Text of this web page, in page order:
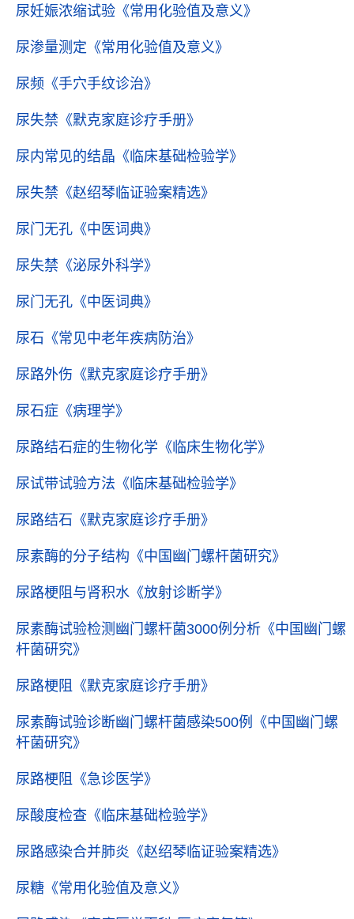
尿妊娠浓缩试验 《常用化验值及意义》
尿渗量测定 《常用化验值及意义》
尿频 《手穴手纹诊治》
尿失禁 《默克家庭诊疗手册》
尿内常见的结晶 《临床基础检验学》
尿失禁 《赵绍琴临证验案精选》
尿门无孔 《中医词典》
尿失禁 《泌尿外科学》
尿门无孔 《中医词典》
尿石 《常见中老年疾病防治》
尿路外伤 《默克家庭诊疗手册》
尿石症 《病理学》
尿路结石症的生物化学 《临床生物化学》
尿试带试验方法 《临床基础检验学》
尿路结石 《默克家庭诊疗手册》
尿素酶的分子结构 《中国幽门螺杆菌研究》
尿路梗阻与肾积水 《放射诊断学》
尿素酶试验检测幽门螺杆菌3000例分析 《中国幽门螺
杆菌研究》
尿路梗阻 《默克家庭诊疗手册》
尿素酶试验诊断幽门螺杆菌感染500例
《中国幽门螺
杆菌研究》
尿路梗阻 《急诊医学》
尿酸度检查 《临床基础检验学》
尿路感染合并肺炎 《赵绍琴临证验案精选》
尿糖 《常用化验值及意义》